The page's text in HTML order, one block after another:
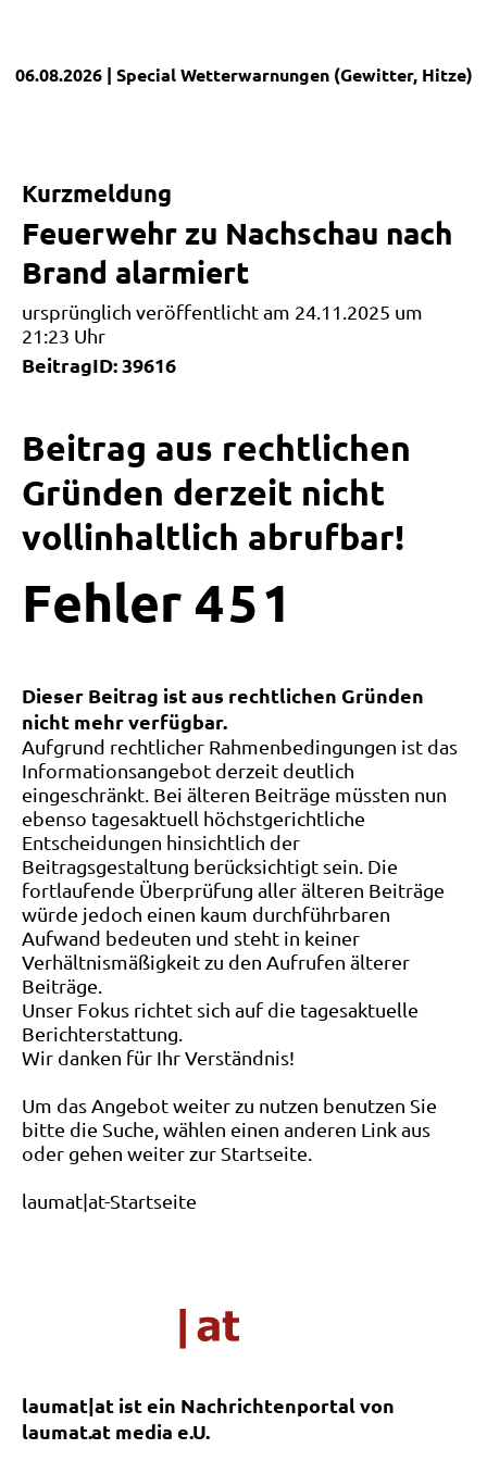
06.08.2026 | SpecialWetterwarnungen (Gewitter, Hitze)
Kurzmeldung
Feuerwehr zu Nachschau nach
Brand alarmiert
ursprünglich veröffentlicht am 24.11.2025 um
21:23 Uhr
BeitragID: 39616
Beitrag aus rechtlichen
Gründen derzeit nicht
vollinhaltlich abrufbar!
Fehler 4 5 1
Dieser Beitrag ist aus rechtlichen Gründen
nicht mehr verfügbar.
Aufgrund rechtlicher Rahmenbedingungen ist das
Informationsangebot derzeit deutlich
eingeschränkt. Bei älteren Beiträge müssten nun
ebenso tagesaktuell höchstgerichtliche
Entscheidungen hinsichtlich der
Beitragsgestaltung berücksichtigt sein. Die
fortlaufende Überprüfung aller älteren Beiträge
würde jedoch einen kaum durchführbaren
Aufwand bedeuten und steht in keiner
Verhältnismäßigkeit zu den Aufrufen älterer
Beiträge.
Unser Fokus richtet sich auf die tagesaktuelle
Berichterstattung.
Wir danken für Ihr Verständnis!
Um das Angebot weiter zu nutzen benutzen Sie
bitte die Suche, wählen einen anderen Link aus
oder gehen weiter zur Startseite.
laumat|at-Startseite
laumat|at ist ein Nachrichtenportal von
laumat.at media e.U.